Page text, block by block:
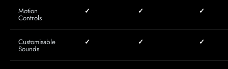
Motion
Controls
✓ ✓ ✓
Customisable
Sounds
✓ ✓ ✓